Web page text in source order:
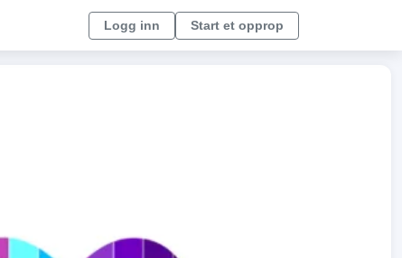
Logg inn Start et opprop